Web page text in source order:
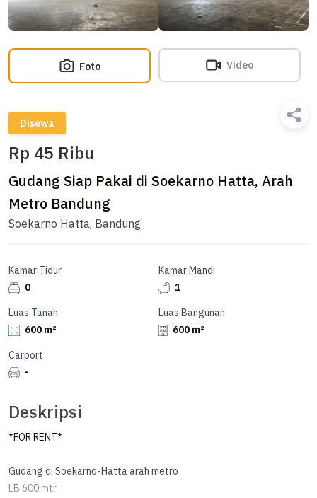
Foto Video
Disewa
Rp 45 Ribu
Gudang Siap Pakai di Soekarno Hatta, Arah
Metro Bandung
Soekarno Hatta, Bandung
Kamar Tidur
0
Kamar Mandi
1
Luas Tanah
600 m²
Luas Bangunan
600 m²
Carport
-
Deskripsi
*FOR RENT*
Gudang di Soekarno-Hatta arah metro
LB 600 mtr